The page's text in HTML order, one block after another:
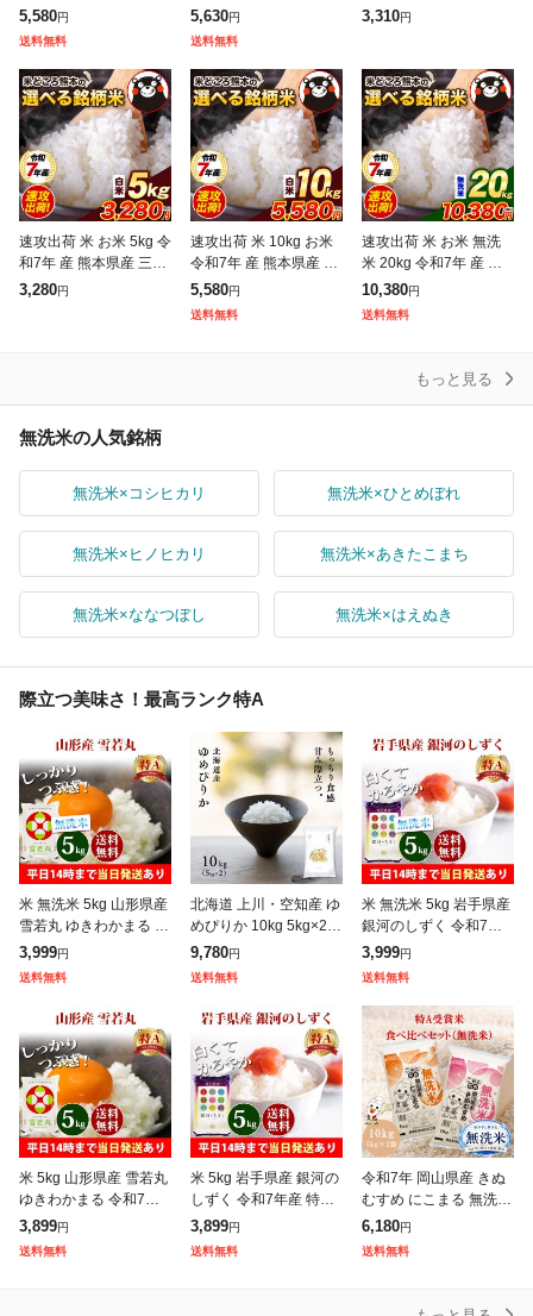
ランド米 銘柄米 選べる
白米 5kg × 2 ひのひか
り くまさんの輝
5,580円
送料無料
本県産 ブランド米 銘柄
米 選べる 5kg × 2 ひの
ひかり くまさんの
5,630円
送料無料
県産 二大ブランド米 銘
カ
3,310円
速攻出荷 米 お米 5kg 令
和7年 産 熊本県産 三大
ブランド米 銘柄米 選べ
3,280円
速攻出荷 米 10kg お米
令和7年 産 熊本県産 ブ
ランド米 選べる 白米 5
kg×2 ひのひかり くま
さんの輝き 送料無料
5,580円
送料無料
速攻出荷 米 お米 無洗
米 20kg 令和7年 産 熊
本県産 ブランド米 銘柄
米 選べる 5kg × 4 ひの
ひかり くまさんの
10,380円
送料無料
もっと見る
無洗米の人気銘柄
無洗米×コシヒカリ 無洗米×ひとめぼれ
無洗米×ヒノヒカリ 無洗米×あきたこまち
無洗米×ななつぼし 無洗米×はえぬき
際立つ美味さ！最高ランク特A
米 無洗米 5kg 山形県産
雪若丸 ゆきわかまる 令
和7年産 特A 一等米 お
米 5kg 送料無料 北海
道・沖縄は追加送料 営
3,999円
送料無料
北海道 上川・空知産 ゆ
めぴりか 10kg 5kg×2袋
白米 令和7年産 特A 鮮
度保持パック変更可 送
料無料 沖縄・離島配送
9,780円
送料無料
米 無洗米 5kg 岩手県産
銀河のしずく 令和7年
産 特A 一等米 お米 5kg
送料無料 北海道・沖縄
は追加送料 営業日14
3,999円
送料無料
米 5kg 山形県産 雪若丸
ゆきわかまる 令和7年
産 特A 一等米 お米 5kg
送料無料 北海道・沖縄
は追加送料 営業日14
3,899円
送料無料
米 5kg 岩手県産 銀河の
しずく 令和7年産 特A
一等米 お米 5kg 送料無
料 北海道・沖縄は追加
送料 営業日14時まで即
3,899円
送料無料
令和7年 岡山県産 きぬ
むすめ にこまる 無洗米
特A 10kg (5kg×2個) 食
べ比べセット お一人様
1点限り
6,180円
送料無料